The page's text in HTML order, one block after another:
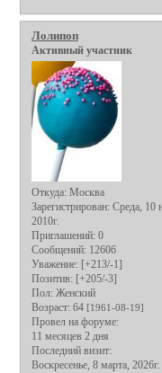
Лолипоп
Активный участник
Откуда: Москва
Зарегистрирован: Среда, 10
2010г.
Приглашений: 0
Сообщений: 12606
Уважение: [+213/-1]
Позитив: [+205/-3]
Пол: Женский
Возраст: 64 [1961-08-19]
Провел на форуме:
11 месяцев 2 дня
Последний визит:
Воскресенье, 8 марта,